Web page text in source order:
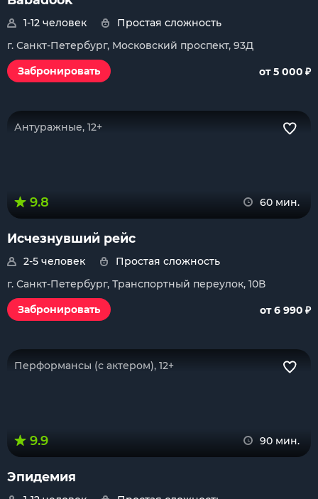
1-12 человек
Простая сложность
г. Санкт-Петербург, Московский проспект, 93Д
Забронировать
от 5 000 ₽
Антуражные, 12+
9.8 60 мин.
Исчезнувший рейс
2-5 человек
Простая сложность
г. Санкт-Петербург, Транспортный переулок, 10В
Забронировать
от 6 990 ₽
Перформансы (с актером), 12+
9.9 90 мин.
Эпидемия